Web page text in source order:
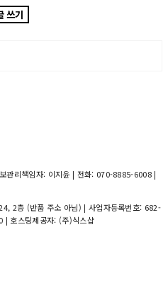
쓰기
관리책임자: 이지윤 | 전화: 070-8885-6008 |
2층 (반품 주소 아님) | 사업자등록번호: 682-
| 호스팅제공자: (주)식스샵